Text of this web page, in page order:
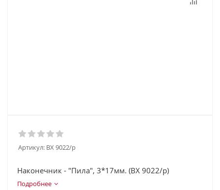
Артикул: BX 9022/p
Наконечник - "Пила", 3*17мм. (BX 9022/p)
Подробнее